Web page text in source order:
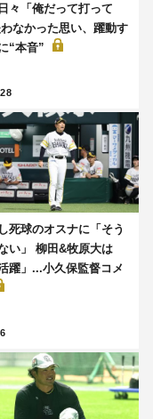
々「俺だって打って
なかった思い、躍動す
“本音”
死球のオスナに「そう
い」 柳田&牧原大は
躍」...小久保監督コメ